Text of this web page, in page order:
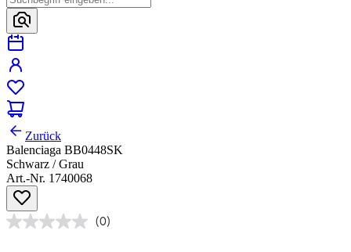
Zurück
Balenciaga BB0448SK
Schwarz / Grau
Art.-Nr. 1740068
(0)